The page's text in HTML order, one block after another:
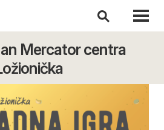
Mercator centra